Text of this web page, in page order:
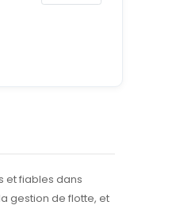
et fiables dans
gestion de flotte, et